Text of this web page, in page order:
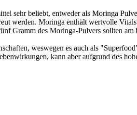
sehr beliebt, entweder als Moringa
werden. Moringa enthält wertvolle
Gramm des Moringa-Pulvers sollten am
weswegen es auch als
kann aber aufgrund des